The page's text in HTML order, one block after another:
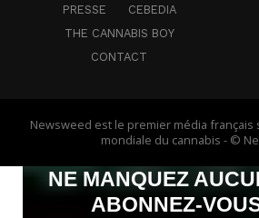
PRESSE
CEBEDIA
THE CANNABIS BOY
CONTACT
Newsweed est le premier média français
mondiale du cannabis - ©
NE MANQUEZ
ABONNEZ-